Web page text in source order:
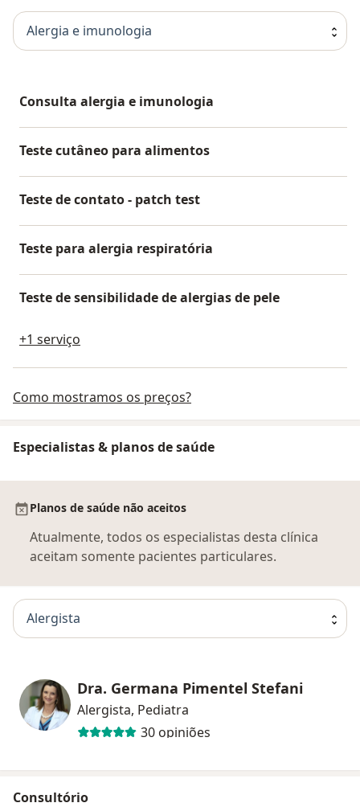
Alergia e imunologia
Consulta alergia e imunologia
Teste cutâneo para alimentos
Teste de contato - patch test
Teste para alergia respiratória
Teste de sensibilidade de alergias de pele
+1 serviço
Como mostramos os preços?
Especialistas & planos de saúde
Planos de saúde não aceitos
Atualmente, todos os especialistas desta clínica
aceitam somente pacientes particulares.
Alergista
Dra. Germana Pimentel Stefani
Alergista, Pediatra
30 opiniões
Consultório